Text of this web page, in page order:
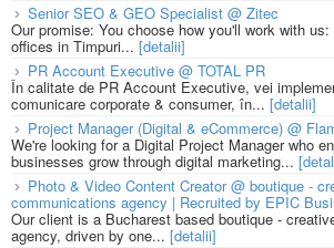
Senior SEO & GEO Specialist @ Zitec
Our promise: You choose how you'll work with
offices in Timpuri... [detalii]
PR Account Executive @ TOTAL PR
În calitate de PR Account Executive, vei
comunicare corporate & consumer, în... [detalii]
Project Manager (Digital & eCommerce) @
We're looking for a Digital Project Manager who
businesses grow through digital marketing...
Photo & Video Content Creator @ boutique -
communications agency | Recruited by EPIC
Our client is a Bucharest based boutique -
agency, driven by one... [detalii]